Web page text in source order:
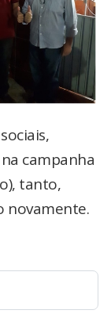
campanha
tanto,
novamente.